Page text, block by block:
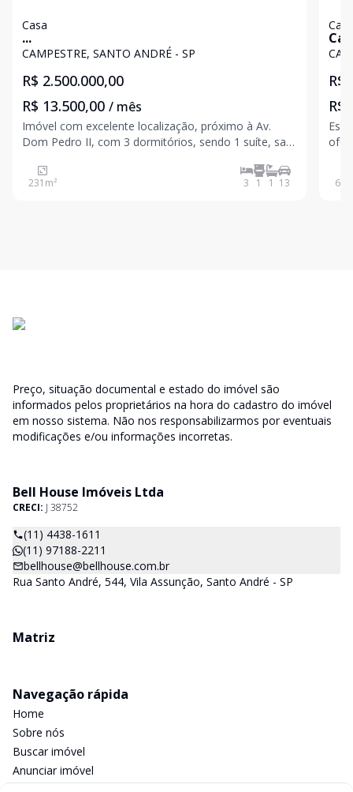
Casa
...
CAMPESTRE, SANTO ANDRÉ - SP
R$ 2.500.000,00
R$ 13.500,00 / mês
Imóvel com excelente localização, próximo à Av.
Dom Pedro II, com 3 dormitórios, sendo 1 suíte, sala
área de serviço externa coberta, quintal com jardim,
salão nos fundos com 100 m² e banheiro, 8 vagas c
231 m² 3 1 1 13
Casa
R$
R$
serviços. Seja para
640
Preço, situação documental e estado do imóvel são
informados pelos proprietários na hora do cadastro do imóvel
em nosso sistema. Não nos responsabilizarmos por eventuais
modificações e/ou informações incorretas.
Bell House Imóveis Ltda
CRECI: J 38752
(11) 4438-1611
(11) 97188-2211
bellhouse@bellhouse.com.br
Rua Santo André, 544, Vila Assunção, Santo André - SP
Matriz
Navegação rápida
Home
Sobre nós
Buscar imóvel
Anunciar imóvel